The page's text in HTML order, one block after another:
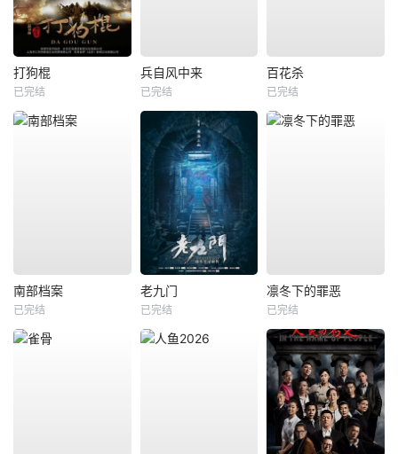
打狗棍
已完结
兵自风中来
已完结
百花杀
已完结
南部档案
已完结
老九门
已完结
凛冬下的罪恶
已完结